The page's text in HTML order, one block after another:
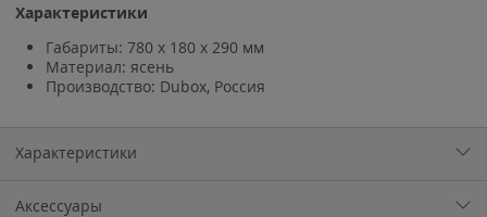
Характеристики
Габариты: 780 х 180 х 290 мм
Материал: ясень
Производство: Dubox, Россия
Характеристики
Аксессуары